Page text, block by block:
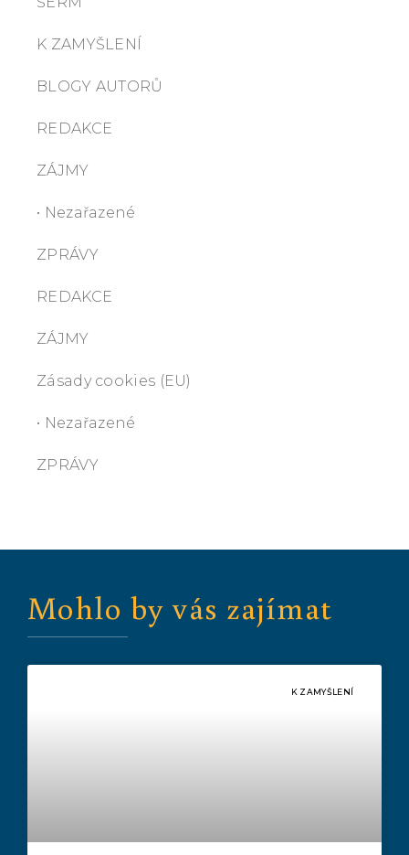
K ZAMYŠLENÍ
BLOGY AUTORŮ
REDAKCE
ZÁJMY
• Nezařazené
ZPRÁVY
REDAKCE
ZÁJMY
Zásady cookies (EU)
• Nezařazené
ZPRÁVY
Mohlo by vás zajímat
K ZAMYŠLENÍ